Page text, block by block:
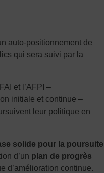
auto-positionnement de
qui sera suivi par la
et l’AFPI –
initiale et continue –
leur politique en
solide pour la poursuite
d’un plan de progrès
d’amélioration continue.